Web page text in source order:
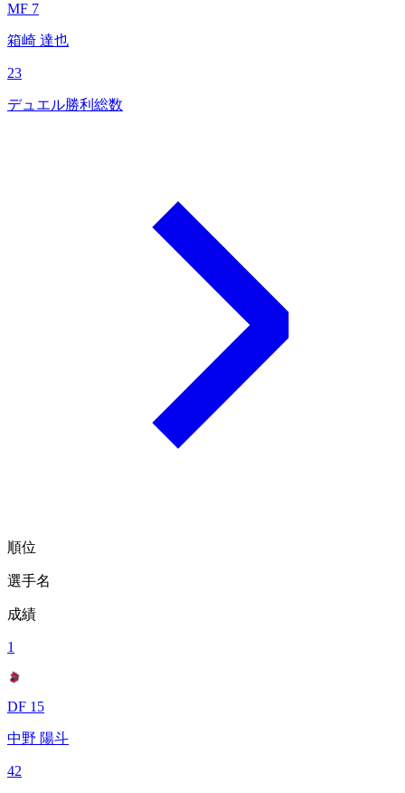
MF 7
箱崎 達也
23
デュエル勝利総数
順位
選手名
成績
1
DF 15
中野 陽斗
42